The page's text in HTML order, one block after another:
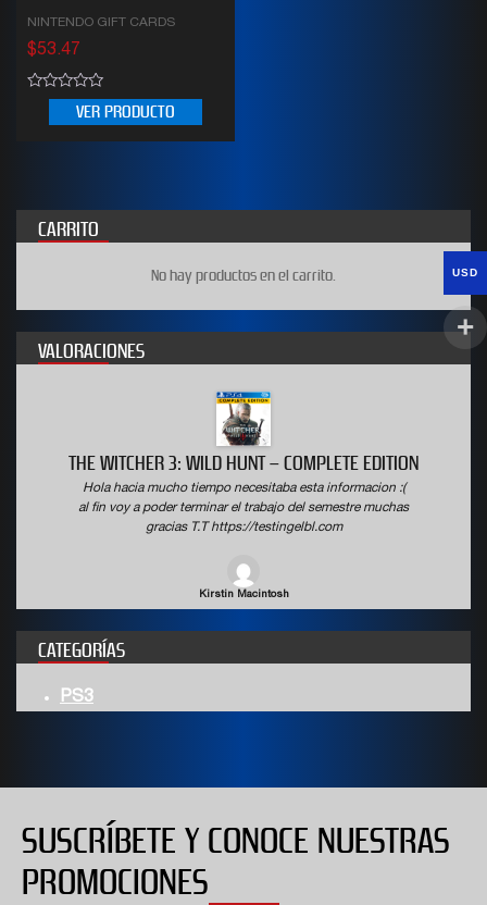
NINTENDO GIFT CARDS
$53.47
VER PRODUCTO
CARRITO
No hay productos en el carrito.
VALORACIONES
THE WITCHER 3: WILD HUNT – COMPLETE EDITION
Hola hacia mucho tiempo necesitaba esta informacion :(
al fin voy a poder terminar el trabajo del semestre muchas
gracias T.T https://testingelbl.com
Kirstin Macintosh
CATEGORÍAS
PS3
SUSCRÍBETE Y CONOCE NUESTRAS
PROMOCIONES
USD